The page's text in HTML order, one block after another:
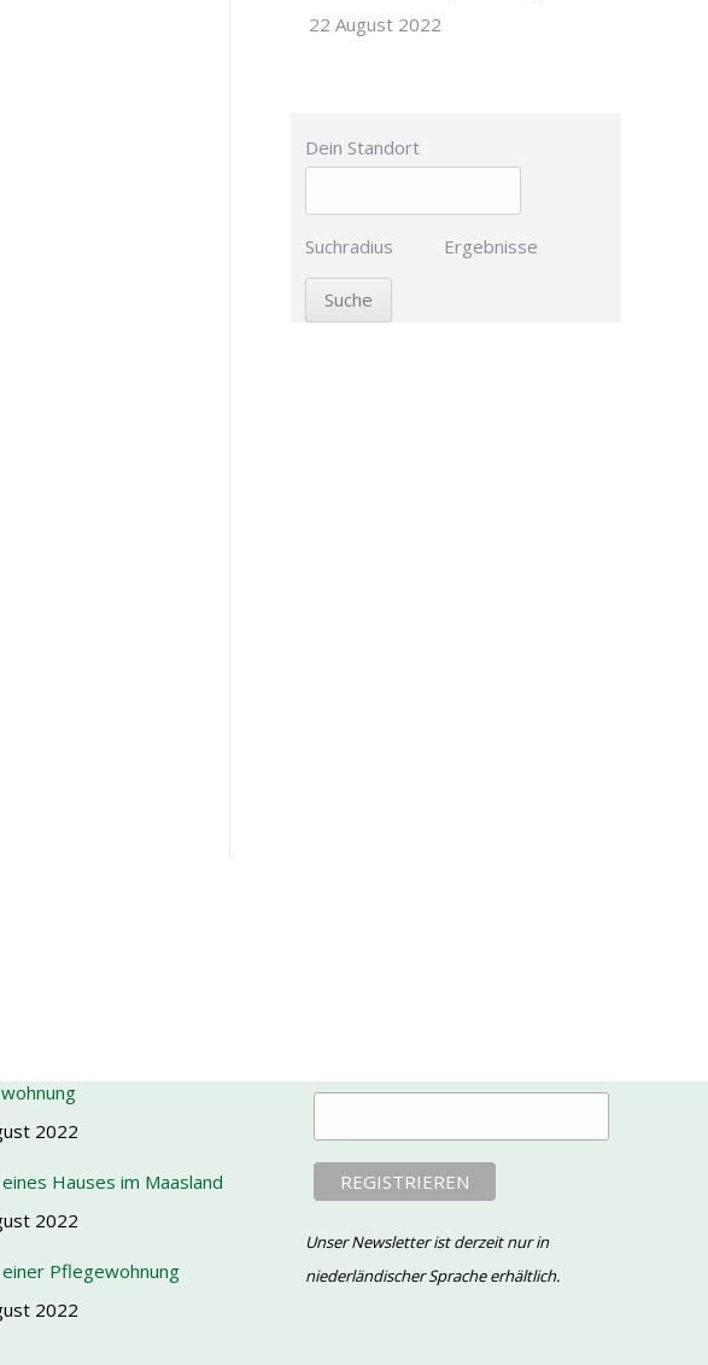
22 August 2022
Dein Standort
Suchradius Ergebnisse
2022
Hauses im Maasland
2022
Pflegewohnung
2022
Unser Newsletter ist derzeit nur in
niederländischer Sprache erhältlich.